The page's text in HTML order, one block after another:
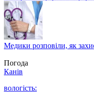
Медики розповіли, як
Погода
Канів
вологість: